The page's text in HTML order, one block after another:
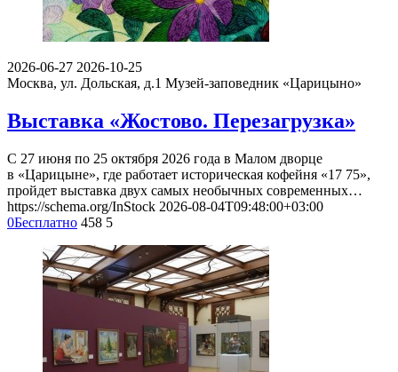
2026-06-27 2026-10-25
Москва, ул. Дольская, д.1 Музей-заповедник «Царицыно»
Выставка «Жостово. Перезагрузка»
С 27 июня по 25 октября 2026 года в Малом дворце
в «Царицыне», где работает историческая кофейня «17 75»,
пройдет выставка двух самых необычных современных…
https://schema.org/InStock 2026-08-04T09:48:00+03:00
0Бесплатно 458 5